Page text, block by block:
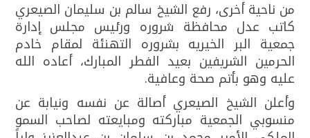
من ناحية أخرى، رفع الشيخ سالم بن سليمان الصيعري
كاتب عدل محافظة شروره ورئيس مجلس إدارة
جمعية البر الخيريه بشروره التهنئة لمقام خادم
الحرمين الشريفين بعيد الفطر المبارك، أعاده الله
عليه وهو بأتم صحة وعافية.
وأعلن الشيخ الصيعري أصالة عن نفسه ونيابة عن
منسوبي الجمعية مباركته ومبايعته لصاحب السمو